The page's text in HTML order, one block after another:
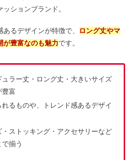
ションブランド。
るデザインが特徴で、
ロング丈やマ
が豊富なのも魅力です。
ラー丈・ロング丈・大きいサイズ
豊富
るものや、トレンド感あるデザイ
ストッキング・アクセサリーなど
揃う